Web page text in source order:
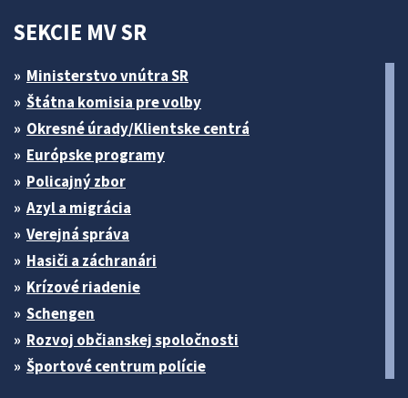
SEKCIE MV SR
Ministerstvo vnútra SR
Štátna komisia pre volby
Okresné úrady/Klientske centrá
Európske programy
Policajný zbor
Azyl a migrácia
Verejná správa
Hasiči a záchranári
Krízové riadenie
Schengen
Rozvoj občianskej spoločnosti
Športové centrum polície